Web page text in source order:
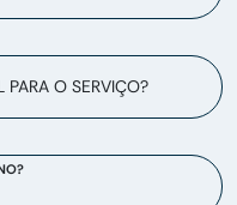
PARA O SERVIÇO?